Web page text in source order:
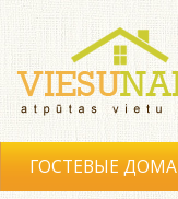
ГОСТЕВЫЕ ДОМА